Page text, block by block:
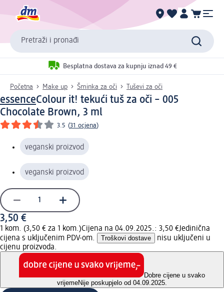
Pretraži i pronađi
Besplatna dostava za kupnju iznad 49 €
Početna Make up Šminka za oči Tuševi za oči
essenceColour it! tekući tuš za oči – 005
Chocolate Brown, 3 ml
3.5 (31 ocjena)
veganski proizvod
veganski proizvod
3,50 €
1 kom. (3,50 € za 1 kom.)Cijena na 04.09.2025.: 3,50 €Jedinična
cijena s uključenim PDV-om.
Troškovi dostave
nisu uključeni u
cijenu proizvoda.
Dobre cijene u svako
vrijemeNije poskupjelo od 04.09.2025.